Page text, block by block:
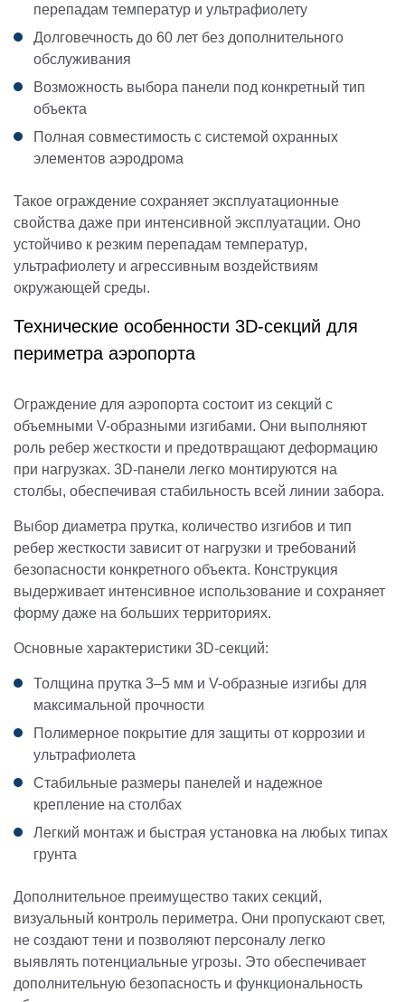
перепадам температур и ультрафиолету
Долговечность до 60 лет без дополнительного
обслуживания
Возможность выбора панели под конкретный тип
объекта
Полная совместимость с системой охранных
элементов аэродрома
Такое ограждение сохраняет эксплуатационные
свойства даже при интенсивной эксплуатации. Оно
устойчиво к резким перепадам температур,
ультрафиолету и агрессивным воздействиям
окружающей среды.
Технические особенности 3D-секций для
периметра аэропорта
Ограждение для аэропорта состоит из секций с
объемными V-образными изгибами. Они выполняют
роль ребер жесткости и предотвращают деформацию
при нагрузках. 3D-панели легко монтируются на
столбы, обеспечивая стабильность всей линии забора.
Выбор диаметра прутка, количество изгибов и тип
ребер жесткости зависит от нагрузки и требований
безопасности конкретного объекта. Конструкция
выдерживает интенсивное использование и сохраняет
форму даже на больших территориях.
Основные характеристики 3D-секций:
Толщина прутка 3–5 мм и V-образные изгибы для
максимальной прочности
Полимерное покрытие для защиты от коррозии и
ультрафиолета
Стабильные размеры панелей и надежное
крепление на столбах
Легкий монтаж и быстрая установка на любых типах
грунта
Дополнительное преимущество таких секций,
визуальный контроль периметра. Они пропускают свет,
не создают тени и позволяют персоналу легко
выявлять потенциальные угрозы. Это обеспечивает
дополнительную безопасность и функциональность